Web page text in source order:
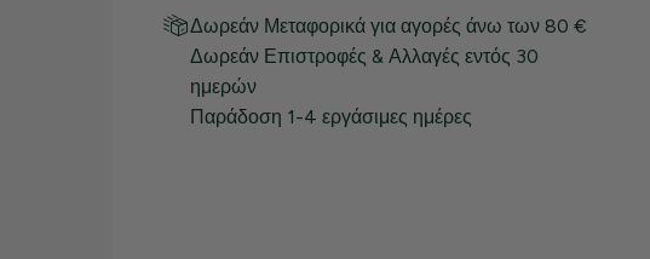
Δωρεάν Μεταφορικά για αγορές άνω των 80 €
Δωρεάν Επιστροφές & Αλλαγές εντός 30
ημερών
Παράδοση 1-4 εργάσιμες ημέρες